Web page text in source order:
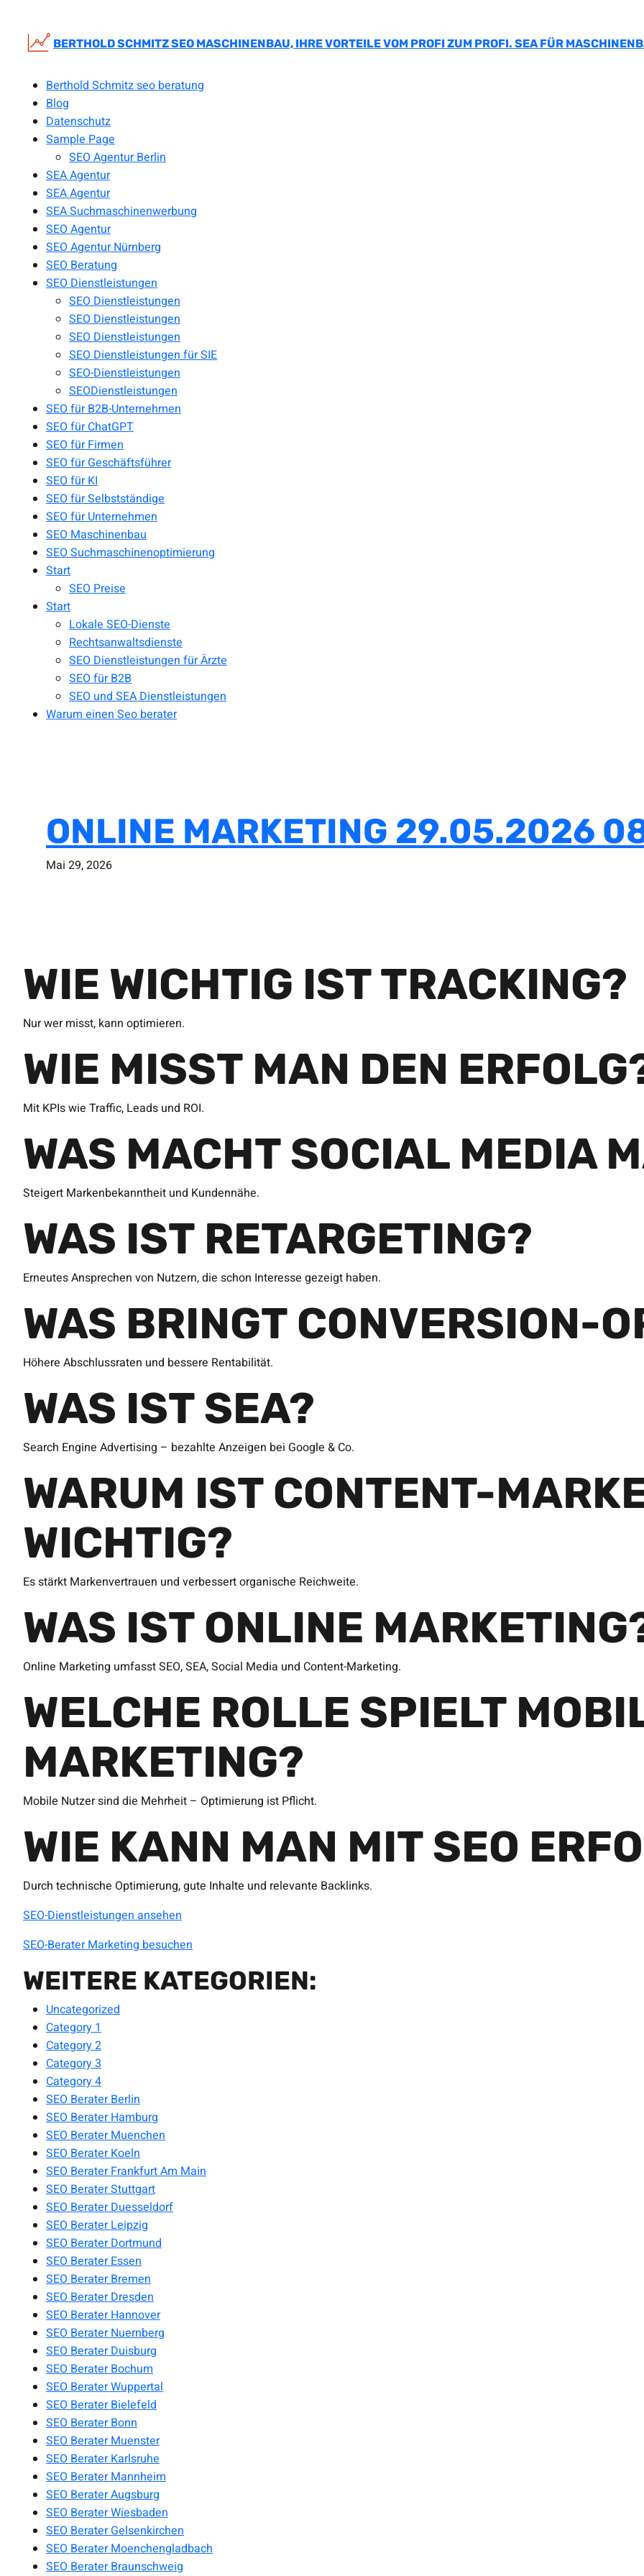
springen
BERTHOLD SCHMITZ SEO MASCHINENBAU, IHRE VORTEILE VOM PROFI ZUM PROFI. SEA FÜR
Berthold Schmitz seo beratung
Blog
Datenschutz
Sample Page
SEO Agentur Berlin
SEA Agentur
SEA Agentur
SEA Suchmaschinenwerbung
SEO Agentur
SEO Agentur Nürnberg
SEO Beratung
SEO Dienstleistungen
SEO Dienstleistungen
SEO Dienstleistungen
SEO Dienstleistungen
SEO Dienstleistungen für SIE
SEO-Dienstleistungen
SEODienstleistungen
SEO für B2B-Unternehmen
SEO für ChatGPT
SEO für Firmen
SEO für Geschäftsführer
SEO für KI
SEO für Selbstständige
SEO für Unternehmen
SEO Maschinenbau
SEO Suchmaschinenoptimierung
Start
SEO Preise
Start
Lokale SEO-Dienste
Rechtsanwaltsdienste
SEO Dienstleistungen für Ärzte
SEO für B2B
SEO und SEA Dienstleistungen
Warum einen Seo berater
ONLINE MARKETING 29.05.2026
Mai 29, 2026
WIE WICHTIG IST TRACKING?
Nur wer misst, kann optimieren.
WIE MISST MAN DEN
Mit KPIs wie Traffic, Leads und ROI.
WAS MACHT SOCIAL MEDIA
Steigert Markenbekanntheit und Kundennähe.
WAS IST RETARGETING?
Erneutes Ansprechen von Nutzern, die schon Interesse gezeigt haben.
WAS BRINGT CONVERSION-
Höhere Abschlussraten und bessere Rentabilität.
WAS IST SEA?
Search Engine Advertising – bezahlte Anzeigen bei Google & Co.
WARUM IST CONTENT-
WICHTIG?
Es stärkt Markenvertrauen und verbessert organische Reichweite.
WAS IST ONLINE
Online Marketing umfasst SEO, SEA, Social Media und Content-Marketing.
WELCHE ROLLE SPIELT
MARKETING?
Mobile Nutzer sind die Mehrheit – Optimierung ist Pflicht.
WIE KANN MAN MIT SEO
Durch technische Optimierung, gute Inhalte und relevante Backlinks.
SEO-Dienstleistungen ansehen
SEO-Berater Marketing besuchen
WEITERE KATEGORIEN:
Uncategorized
Category 1
Category 2
Category 3
Category 4
SEO Berater Berlin
SEO Berater Hamburg
SEO Berater Muenchen
SEO Berater Koeln
SEO Berater Frankfurt Am Main
SEO Berater Stuttgart
SEO Berater Duesseldorf
SEO Berater Leipzig
SEO Berater Dortmund
SEO Berater Essen
SEO Berater Bremen
SEO Berater Dresden
SEO Berater Hannover
SEO Berater Nuernberg
SEO Berater Duisburg
SEO Berater Bochum
SEO Berater Wuppertal
SEO Berater Bielefeld
SEO Berater Bonn
SEO Berater Muenster
SEO Berater Karlsruhe
SEO Berater Mannheim
SEO Berater Augsburg
SEO Berater Wiesbaden
SEO Berater Gelsenkirchen
SEO Berater Moenchengladbach
SEO Berater Braunschweig